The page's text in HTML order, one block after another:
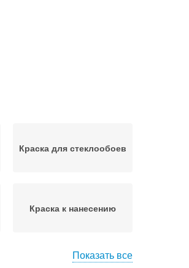
Краска для стеклообоев
Краска к нанесению
Показать все